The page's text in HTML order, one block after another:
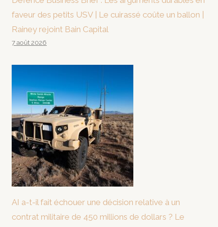
faveur des petits USV | Le cuirassé coûte un ballon |
Rainey rejoint Bain Capital
7 août 2026
AI a-t-il fait échouer une décision relative à un
contrat militaire de 450 millions de dollars ? Le